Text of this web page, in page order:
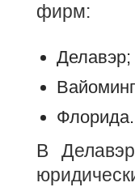
фирм:
Делавэр;
Флорида.
В